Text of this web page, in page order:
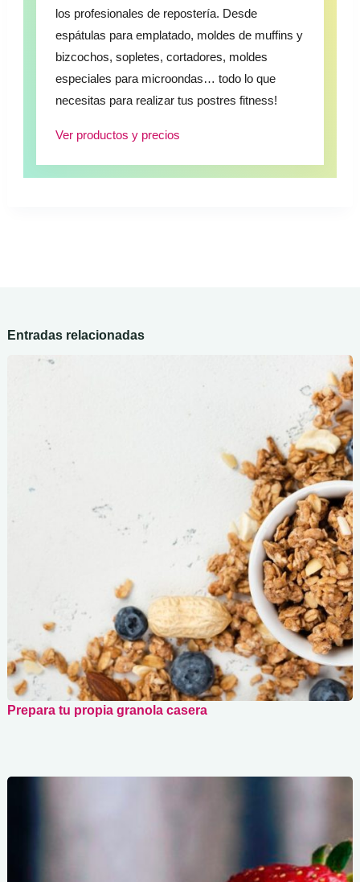
los profesionales de repostería. Desde
espátulas para emplatado, moldes de muffins y
bizcochos, sopletes, cortadores, moldes
especiales para microondas… todo lo que
necesitas para realizar tus postres fitness!
Ver productos y precios
Entradas relacionadas
Prepara tu propia granola casera